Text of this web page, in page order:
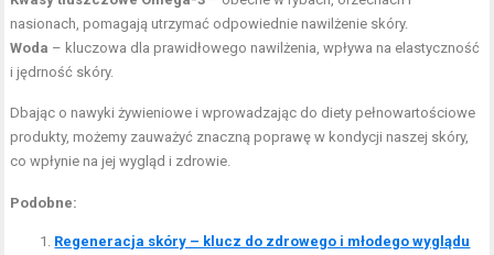
nasionach, pomagają utrzymać odpowiednie nawilżenie skóry.
Woda – kluczowa dla prawidłowego nawilżenia, wpływa na elastyczność
i jędrność skóry.
Dbając o nawyki żywieniowe i wprowadzając do diety pełnowartościowe
produkty, możemy zauważyć znaczną poprawę w kondycji naszej skóry,
co wpłynie na jej wygląd i zdrowie.
Podobne:
Regeneracja skóry – klucz do zdrowego i młodego wyglądu